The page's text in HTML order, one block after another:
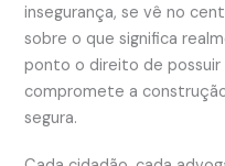
insegurança, se vê no
sobre o que significa
ponto o direito de
compromete a
segura.